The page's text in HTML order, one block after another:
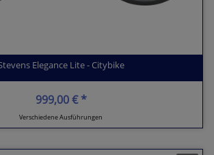
Elegance Lite - Citybike
999,00 € *
Verschiedene Ausführungen